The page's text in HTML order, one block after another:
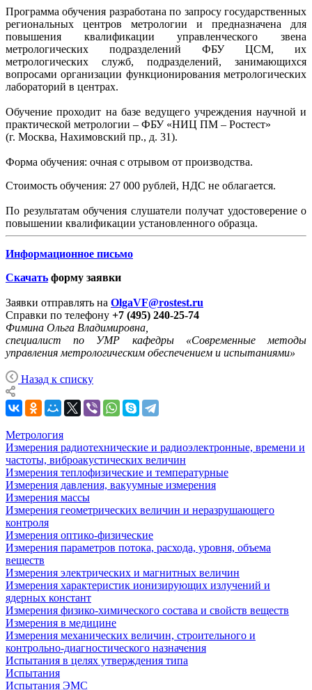
Программа обучения разработана по запросу государственных
региональных центров метрологии и предназначена для
повышения квалификации управленческого звена
метрологических подразделений ФБУ ЦСМ, их
метрологических служб, подразделений, занимающихся
вопросами организации функционирования метрологических
лабораторий в центрах.
Обучение проходит на базе ведущего учреждения научной и
практической метрологии – ФБУ «НИЦ ПМ – Ростест»
(г. Москва, Нахимовский пр., д. 31).
Форма обучения: очная с отрывом от производства.
Стоимость обучения: 27 000 рублей, НДС не облагается.
По результатам обучения слушатели получат удостоверение о
повышении квалификации установленного образца.
Информационное письмо
Скачать форму заявки
Заявки отправлять на OlgaVF@rostest.ru
Справки по телефону +7 (495) 240-25-74
Фимина Ольга Владимировна,
специалист по УМР кафедры «Современные методы
управления метрологическим обеспечением и испытаниями»
Назад к списку
Метрология
Измерения радиотехнические и радиоэлектронные, времени и
частоты, виброакустических величин
Измерения теплофизические и температурные
Измерения давления, вакуумные измерения
Измерения массы
Измерения геометрических величин и неразрушающего
контроля
Измерения оптико-физические
Измерения параметров потока, расхода, уровня, объема
веществ
Измерения электрических и магнитных величин
Измерения характеристик ионизирующих излучений и
ядерных констант
Измерения физико-химического состава и свойств веществ
Измерения в медицине
Измерения механических величин, строительного и
контрольно-диагностического назначения
Испытания в целях утверждения типа
Испытания
Испытания ЭМС